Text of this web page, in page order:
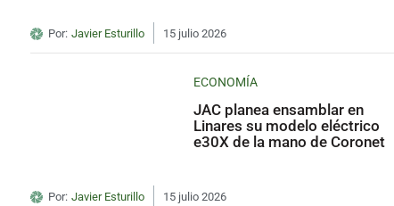
Por: Javier Esturillo 15 julio 2026
ECONOMÍA
JAC planea ensamblar en
Linares su modelo eléctrico
e30X de la mano de Coronet
Por: Javier Esturillo 15 julio 2026